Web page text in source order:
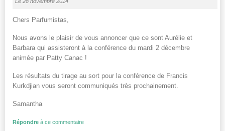
Chers Parfumistas,
Nous avons le plaisir de vous annoncer que ce sont Aurélie et
Barbara qui assisteront à la conférence du mardi 2 décembre
animée par Patty Canac !
Les résultats du tirage au sort pour la conférence de Francis
Kurkdjian vous seront communiqués très prochainement.
Samantha
Répondre à ce commentaire